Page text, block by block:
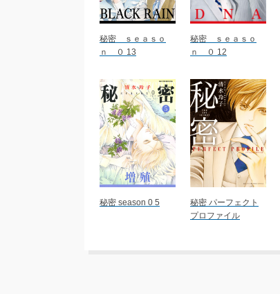
秘密 ｓｅａｓｏ
ｎ ０ 13
秘密 ｓｅａｓｏ
ｎ ０ 12
秘密 season 0 5
秘密 パーフェクト
プロファイル